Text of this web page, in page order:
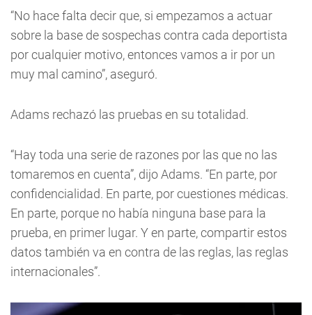
“No hace falta decir que, si empezamos a actuar
sobre la base de sospechas contra cada deportista
por cualquier motivo, entonces vamos a ir por un
muy mal camino”, aseguró.
Adams rechazó las pruebas en su totalidad.
“Hay toda una serie de razones por las que no las
tomaremos en cuenta”, dijo Adams. “En parte, por
confidencialidad. En parte, por cuestiones médicas.
En parte, porque no había ninguna base para la
prueba, en primer lugar. Y en parte, compartir estos
datos también va en contra de las reglas, las reglas
internacionales”.